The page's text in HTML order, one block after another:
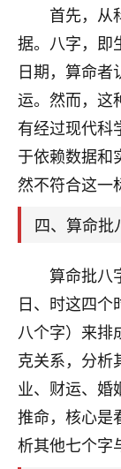
首先，从
据。八字，即
日期，算命
运。然而，这
有经过现代科
于依赖数据和
然不符合这一
四、算命批
算命批八
日、时这四
八个字）来排
克关系，分析
业、财运、婚
推命，核心是
析其他七个字
是我从
址、风
大环境
刚找老
2小时前 来
梦醒时分
我女儿高
师，一
大学，只
康康的我
鹿森：
3小时前 来
付深
我是公司
三个，找